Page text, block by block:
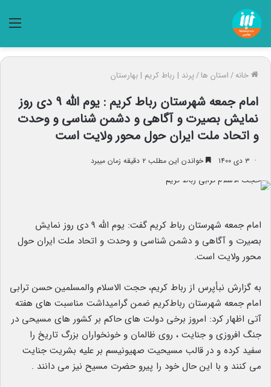
خانه/استان ها/پرند | رباط کریم | بهارستان
امام جمعه شهرستان رباط کریم : یوم الله ۹ دی روز
نمایش بصیرت و آگاهی و دشمن شناسی و وحدت
و اتحاد ملت ایران حول محور ولایت است
۳ دی ۱۴۰۰ خواندن این مطلب ۲ دقیقه زمان میبرد
امام جمعه شهرستان رباط کریم گفت: یوم الله ۹ دی روز نمایش
بصیرت و آگاهی و دشمن شناسی و وحدت و اتحاد ملت ایران حول
محور ولایت است.
به گزارش نبأپرس از رباط کریم، حجت الاسلام والمسلمین حسن ترابی
امام جمعه شهرستان رباط‌کریم ضمن گرامیداشت مناسبت های هفته
آتی اظهار کرد: امروز برخی دولت های حاکم بر کشور های مسیحی در
جنگ افروزی و جنایت ، روی ظالمان و خونخواران بزرگ تاریخ را
سفید کرده و در قالب مسیحیت صهیونیسم بر علیه بشریت جنایت
می کنند و با این حال خود را پیرو حضرت مسیح نیز می دانند .